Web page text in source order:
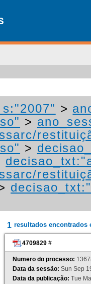
>
>
>
1 resultados encontrados
4709829 #
Numero do processo:
Data da sessão: Sun Sep
Data da publicação: Tue